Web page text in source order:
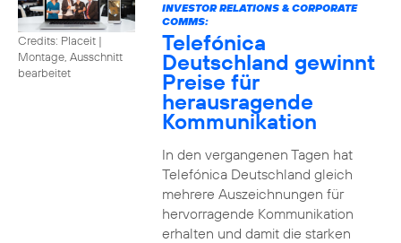
Credits: Placeit |
Montage, Ausschnitt
bearbeitet
INVESTOR RELATIONS & CORPORATE
COMMS:
Telefónica
Deutschland gewinnt
Preise für
herausragende
Kommunikation
In den vergangenen Tagen hat
Telefónica Deutschland gleich
mehrere Auszeichnungen für
hervorragende Kommunikation
erhalten und damit die starken